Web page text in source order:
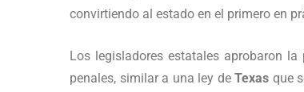
convirtiendo al estado en el primero en
Los legisladores estatales aprobaron
penales, similar a una ley deTexas que